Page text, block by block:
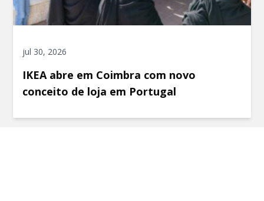
jul 30, 2026
IKEA abre em Coimbra com novo
conceito de loja em Portugal